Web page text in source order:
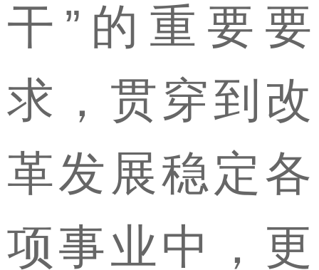
干”的重要要
求，贯穿到改
革发展稳定各
项事业中，更